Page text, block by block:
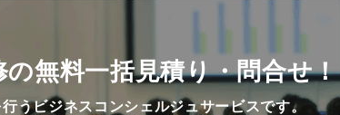
無料一括見積り・問合せ！
うビジネスコンシェルジュサービスです。